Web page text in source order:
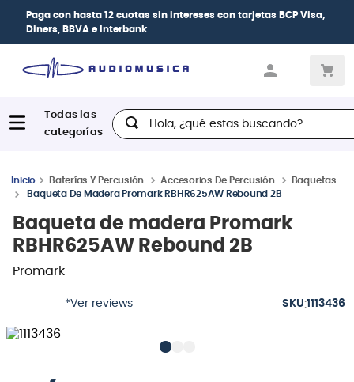
| Paga en cuotasdesde 0% de interés con todas
las tarjetas de crédito
Hola, ¿qué estas buscando?
Baterías Y Percusión Accesorios De Percusión
Baquetas
Baqueta De Madera Promark RBHR625AW Rebound 2B
Baqueta de madera Promark
RBHR625AW Rebound 2B
Promark
*Ver reviews :1113436